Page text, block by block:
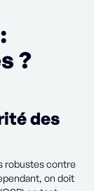
?
des
robustes contre
on doit